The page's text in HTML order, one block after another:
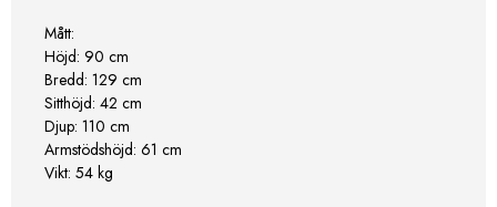
Mått:
Höjd: 90 cm
Bredd: 129 cm
Sitthöjd: 42 cm
Djup: 110 cm
Armstödshöjd: 61 cm
Vikt: 54 kg